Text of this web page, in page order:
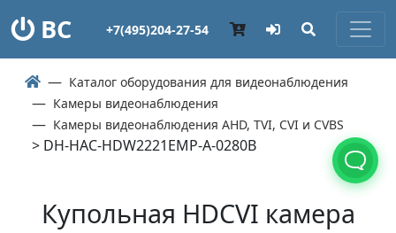
ВС +7(495)204-27-54
Каталог оборудования для видеонаблюдения
Камеры видеонаблюдения
Камеры видеонаблюдения AHD, TVI, CVI и CVBS
> DH-HAC-HDW2221EMP-A-0280B
Купольная HDCVI камера